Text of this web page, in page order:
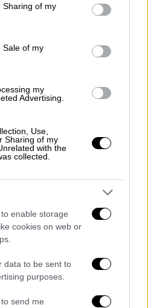
behaviour. You may click to
and its third-party tags to
purposes in below Google
Sharing of my
Sale of my
my
Advertising.
Use,
Sharing of my
with the
collected.
enable storage
cookies on web or
data to be sent to
purposes.
send me
με drones κατά
Αλαφούζου και
10 ημερών και
φόρτωσης
Θάλασσα